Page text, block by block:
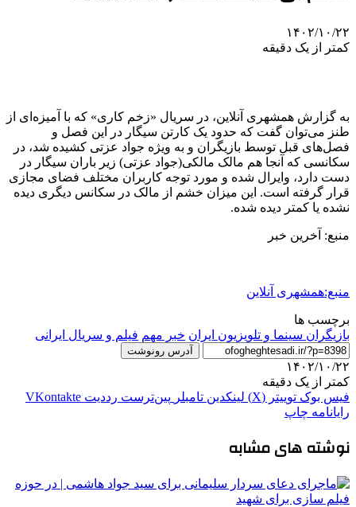
۱۴۰۲/۱۰/۲۲
کمتر از یک دقیقه
به گزارش همشهری آنلاین، در سریال «زخم کاری» که با آمیزه‌ای از
طنز می‌توان گفت که حدود یک کارتن سیگار در این فصل و
فصل‌های قبل توسط بازیگران و به ویژه جواد عزتی کشیده شد، در
سکانسی که آنجا هم مالک مالکی(جواد عزتی) زیر باران سیگار در
دست دارد، وایرال شده و مورد توجه کاربران مختلف فضای مجازی
قرار گرفته است. این میزان خشم از مالک در سکانس دیگری دیده
نشده یا کمتر دیده شده.
منبع: آخرین خبر
منبع:همشهری آنلاین
برچسب ها
بازیگران سینما و تلویزیون ایران خبر مهم فیلم و سریال ایرانی
آدرس رونوشت
۱۴۰۲/۱۰/۲۲
کمتر از یک دقیقه
فیس بوک توییتر (X) لینکدین ‫تامبلر ‫پین‌ترست ‫رددیت ‫VKontakte
رایانامه چاپ
نوشته های مشابه